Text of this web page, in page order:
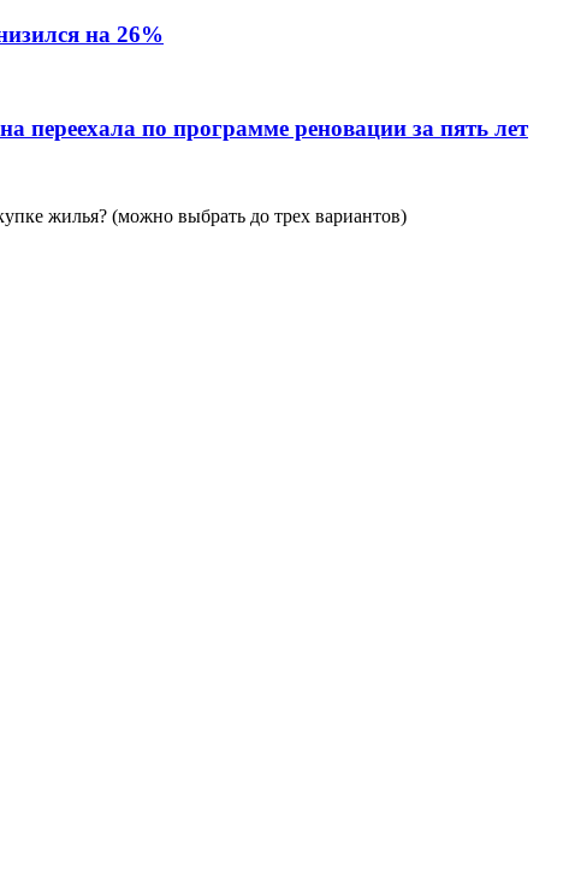
на 26%
переехала по программе реновации за пять лет
жилья? (можно выбрать до трех вариантов)